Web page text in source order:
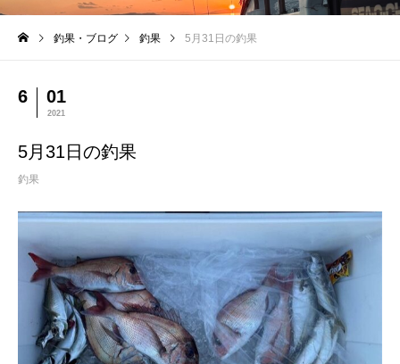
釣果・ブログ 釣果 5月31日の釣果
6 01
2021
5月31日の釣果
釣果